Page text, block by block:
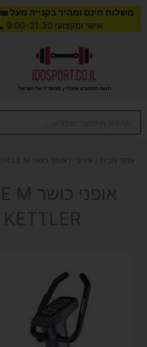
משלוח חינם ומהיר בקנייה מעל 199₪
אישי ומקצועי 9:00-21:30
חנות הספורט אונליין מספר 1 של ישראל
Products
עמוד הבית / אירובי / אופני כושר CYCLE M מותג KETTLER גרמניה
KETTLER גרמניה